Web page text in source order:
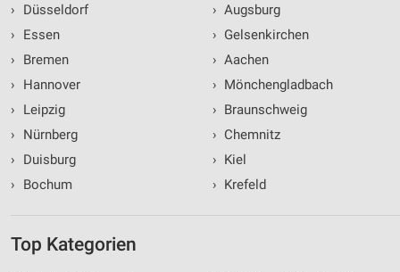
›
Düsseldorf
›
Essen
›
Bremen
›
Hannover
›
Leipzig
›
Nürnberg
›
Duisburg
›
Bochum
› Augsburg
› Gelsenkirchen
› Aachen
› Mönchengladbach
› Braunschweig
› Chemnitz
› Kiel
› Krefeld
Top Kategorien